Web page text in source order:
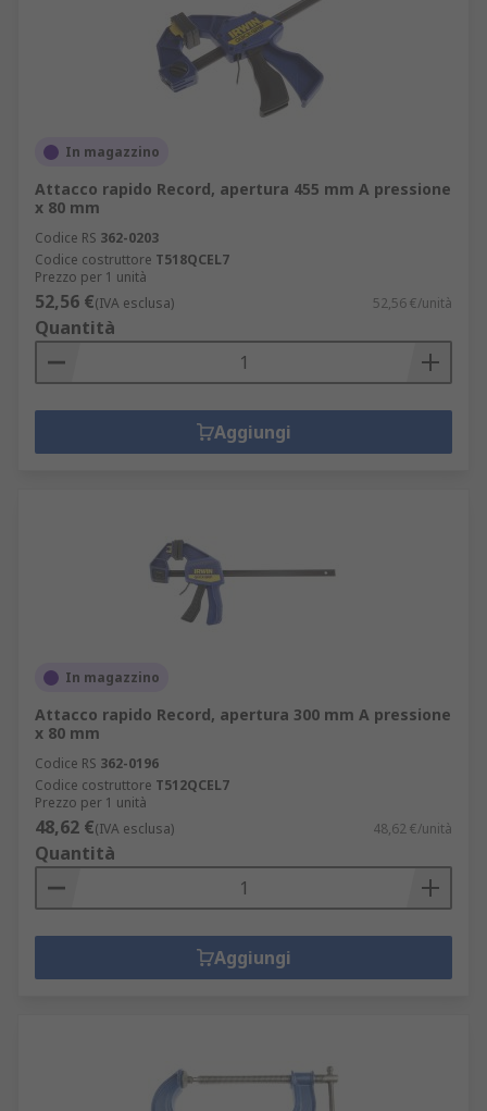
In magazzino
Attacco rapido Record, apertura 455 mm A pressione
x 80 mm
Codice RS 362-0203
Codice costruttore T518QCEL7
Prezzo per 1 unità
52,56 €(IVA esclusa) 52,56 €/unità
Quantità
Aggiungi
In magazzino
Attacco rapido Record, apertura 300 mm A pressione
x 80 mm
Codice RS 362-0196
Codice costruttore T512QCEL7
Prezzo per 1 unità
48,62 €(IVA esclusa) 48,62 €/unità
Quantità
Aggiungi